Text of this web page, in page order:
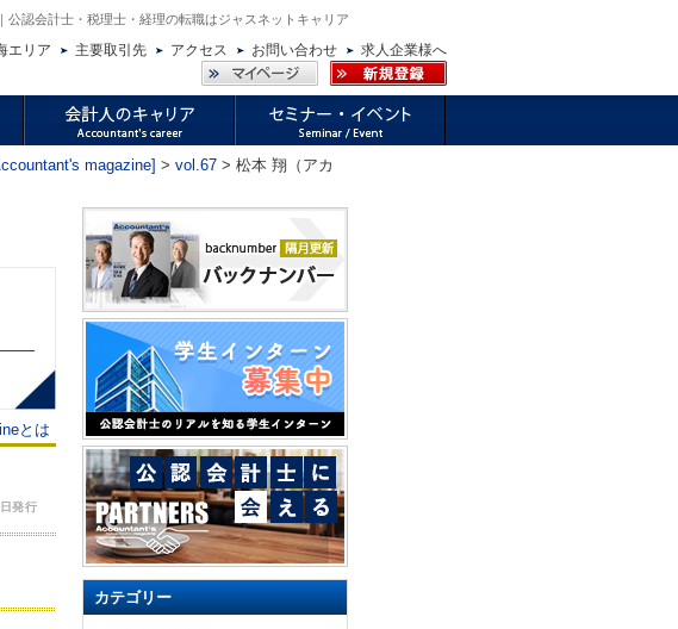
認会計士・税理士・経理の転職はジャスネットキャリア
求人企業様へ
お問い合わせ
アクセス
主要取引先
エリア
magazine] > vol.67 > 松本 翔（アカ
とは
発行
カテゴリー